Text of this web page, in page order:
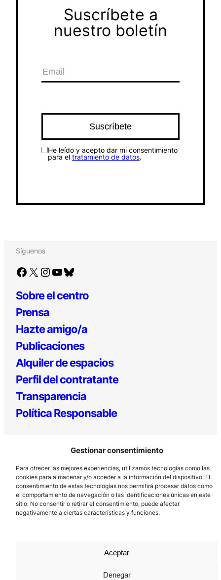
Gestionar consentimiento
Para ofrecer las mejores experiencias, utilizamos tecnologías como las
cookies para almacenar y/o acceder a la información del dispositivo. El
consentimiento de estas tecnologías nos permitirá procesar datos como
el comportamiento de navegación o las identificaciones únicas en este
sitio. No consentir o retirar el consentimiento, puede afectar
negativamente a ciertas características y funciones.
Aceptar
Denegar
Suscríbete a
nuestro boletín
He leído y acepto dar mi consentimiento
para el tratamiento de datos.
Síguenos
Facebook X Instagram YouTube Bluesky
Sobre el centro
Prensa
Hazte amigo/a
Publicaciones
Alquiler de espacios
Perfil del contratante
Transparencia
Política Responsable
Los Prados, 121 – 33203 Gijón
985 185 577 – info@laboralcentrodearte.org